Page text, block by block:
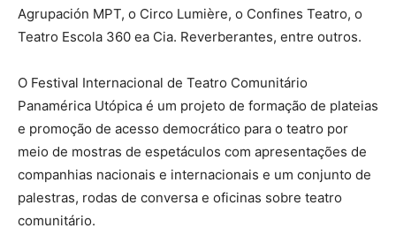
Agrupación MPT, o Circo Lumière, o Confines Teatro, o
Teatro Escola 360 ea Cia. Reverberantes, entre outros.
O Festival Internacional de Teatro Comunitário
Panamérica Utópica é um projeto de formação de plateias
e promoção de acesso democrático para o teatro por
meio de mostras de espetáculos com apresentações de
companhias nacionais e internacionais e um conjunto de
palestras, rodas de conversa e oficinas sobre teatro
comunitário.